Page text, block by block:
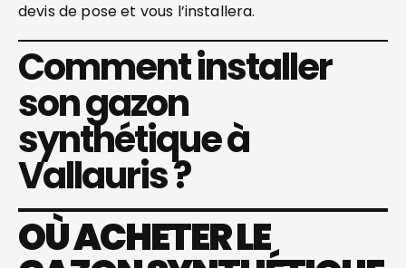
devis de pose et vous l’installera.
Comment installer
son gazon
synthétique à
Vallauris ?
OÙACHETER LE